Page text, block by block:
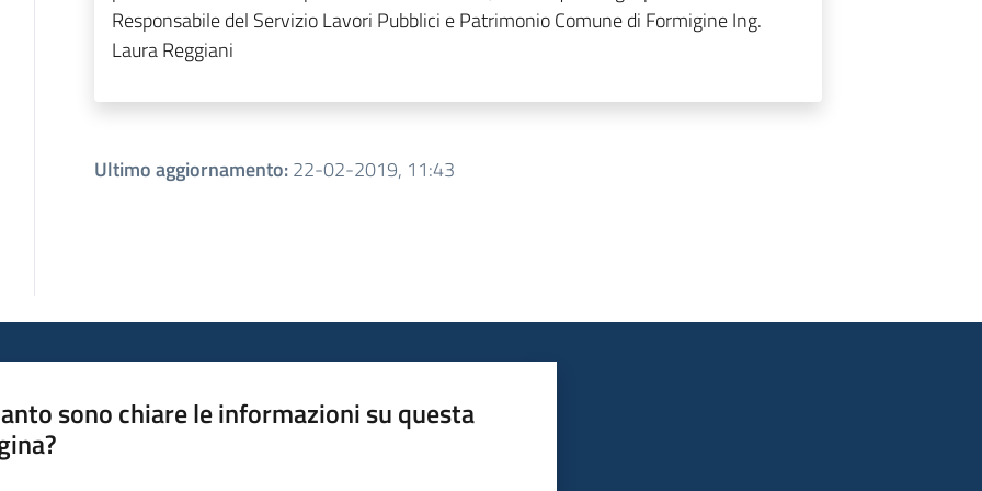
Responsabile del Servizio Lavori Pubblici e Patrimonio Comune di Formigine Ing.
Laura Reggiani
Ultimo aggiornamento:22-02-2019, 11:43
sono chiare le informazioni su questa